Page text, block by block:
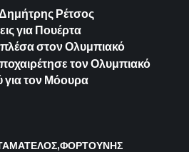
Ρέτσος
για Πουέρτα
στον Ολυμπιακό
τον Ολυμπιακό
για τον Μόουρα
ΦΟΡΤΟΥΝΗΣ